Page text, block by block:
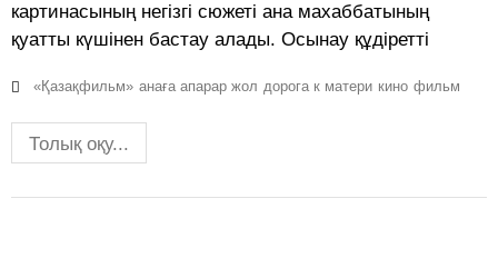
картинасының негізгі сюжеті ана махаббатының
қуатты күшінен бастау алады. Осынау құдіретті
«Қазақфильм» анаға апарар жол дорога к матери кино фильм
Толық оқу...